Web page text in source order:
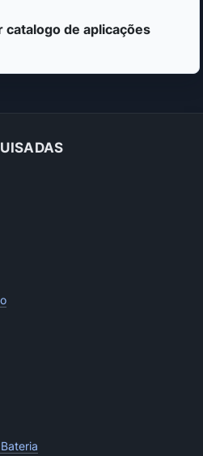
catalogo de aplicações